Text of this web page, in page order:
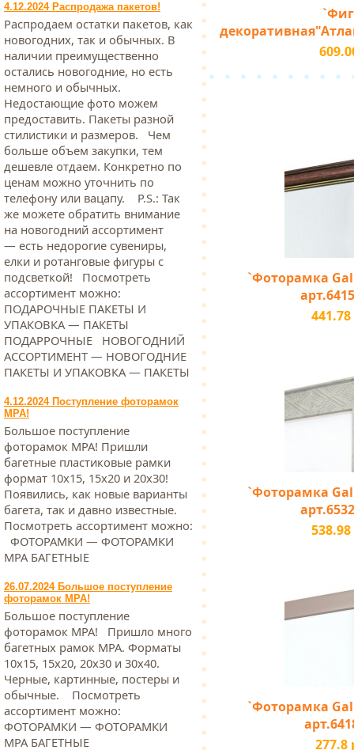
4.12.2024 Распродажа пакетов!
Распродаем остатки пакетов, как
новогодних, так и обычных. В
наличии преимущественно
остались новогодние, но есть
немного и обычных.
Недостающие фото можем
предоставить. Пакеты разной
стилистики и размеров. Чем
больше объем закупки, тем
дешевле отдаем. Конкретно по
ценам можно уточнить по
телефону или вацапу. Р.S.: Так
же можете обратить внимание
на новогодний ассортимент
— есть недорогие сувениры,
елки и ротанговые фигуры с
подсветкой! Посмотреть
ассортимент можно:
ПОДАРОЧНЫЕ ПАКЕТЫ И
УПАКОВКА — ПАКЕТЫ
ПОДАРРОЧНЫЕ НОВОГОДНИЙ
АССОРТИМЕНТ — НОВОГОДНИЕ
ПАКЕТЫ И УПАКОВКА — ПАКЕТЫ
4.12.2024 Поступление фоторамок
МРА!
Большое поступление
фоторамок МРА! Пришли
багетные пластиковые рамки
формат 10х15, 15х20 и 20х30!
Появились, как новые варианты
багета, так и давно известные.
Посмотреть ассортимент можно:
ФОТОРАМКИ — ФОТОРАМКИ
МРА БАГЕТНЫЕ
26.07.2024 Большое поступление
фоторамок МРА!
Большое поступление
фоторамок МРА! Пришло много
багетных рамок МРА. Форматы
10х15, 15х20, 20х30 и 30х40.
Черные, картинные, постеры и
обычные. Посмотреть
ассортимент можно:
ФОТОРАМКИ — ФОТОРАМКИ
МРА БАГЕТНЫЕ
`Фоторамка
`Фоторамка
`Фоторамка
277.8